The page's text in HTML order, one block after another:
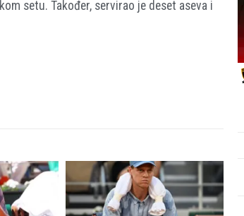
setu. Također, servirao je deset aseva i